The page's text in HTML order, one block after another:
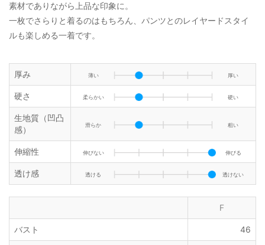
素材でありながら上品な印象に。
一枚でさらりと着るのはもちろん、パンツとのレイヤードスタイ
ルも楽しめる一着です。
厚み 薄い 厚い
硬さ 柔らかい 硬い
生地質（凹凸
感）
滑らか 粗い
伸縮性 伸びない 伸びる
透け感 透ける 透けない
F
バスト 46